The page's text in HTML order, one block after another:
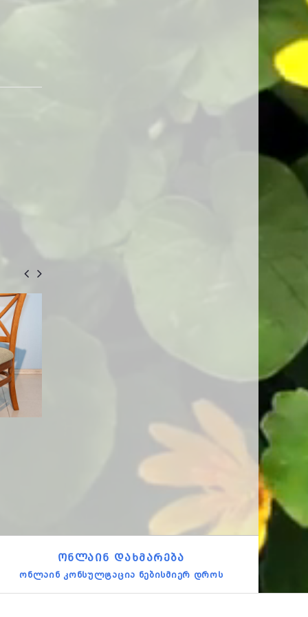
Გასაშლელი Მაგიდა EDT
49 + Სკამი JOY S
Სკამი Reim
ᲝᲜᲚᲐᲘᲜ ᲓᲐᲮᲛᲐᲠᲔᲑᲐ
ონლაინ კონსულტაცია ნებისმიერ დროს